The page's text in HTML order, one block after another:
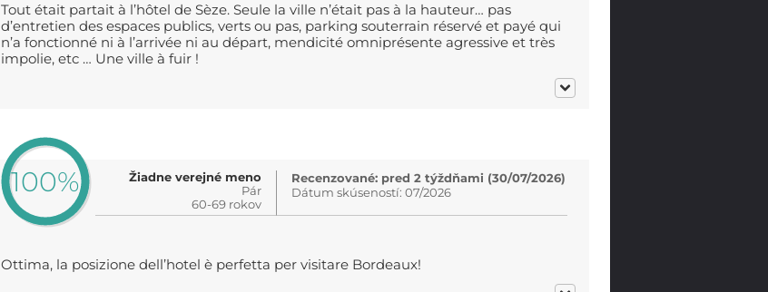
Tout était partait à l’hôtel de Sèze. Seule la ville n’était pas à la hauteur… pas
d’entretien des espaces publics, verts ou pas, parking souterrain réservé et payé qui
n’a fonctionné ni à l’arrivée ni au départ, mendicité omniprésente agressive et très
impolie, etc … Une ville à fuir !
100%
Žiadne verejné meno
Pár
60-69 rokov
Recenzované: pred 2 týždňami (30/07/2026)
Dátum skúseností: 07/2026
Ottima, la posizione dell’hotel è perfetta per visitare Bordeaux!